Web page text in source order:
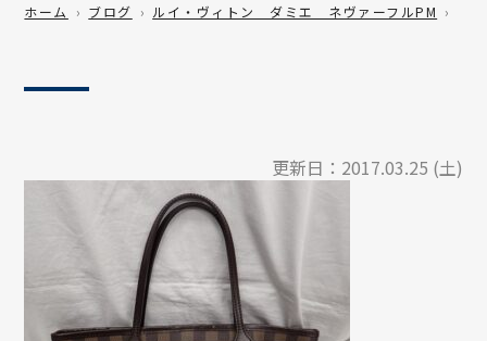
ホーム ブログ ルイ・ヴィトン ダミエ ネヴァーフルPM
更新日： 2017.03.25 (土)